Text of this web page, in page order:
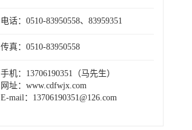
电话：0510-83950558、83959351
传真：0510-83950558
手机：13706190351（马先生）
网址：www.cdfwjx.com
E-mail：13706190351@126.com